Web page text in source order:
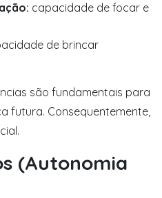
capacidade de focar e
de brincar
são fundamentais para
futura. Consequentemente,
(Autonomia